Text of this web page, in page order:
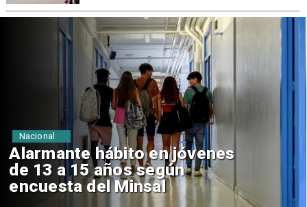
Aprueban creación del Parque
Sebastián Piñera con inversión
de $4 mil millones
Regiones